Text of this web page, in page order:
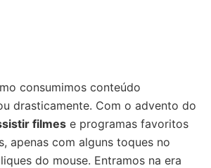
consumimos conteúdo
drasticamente. Com o advento do
filmes e programas favoritos
apenas com alguns toques no
do mouse. Entramos na era